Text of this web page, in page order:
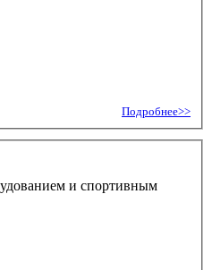
Подробнее>>
и спортивным